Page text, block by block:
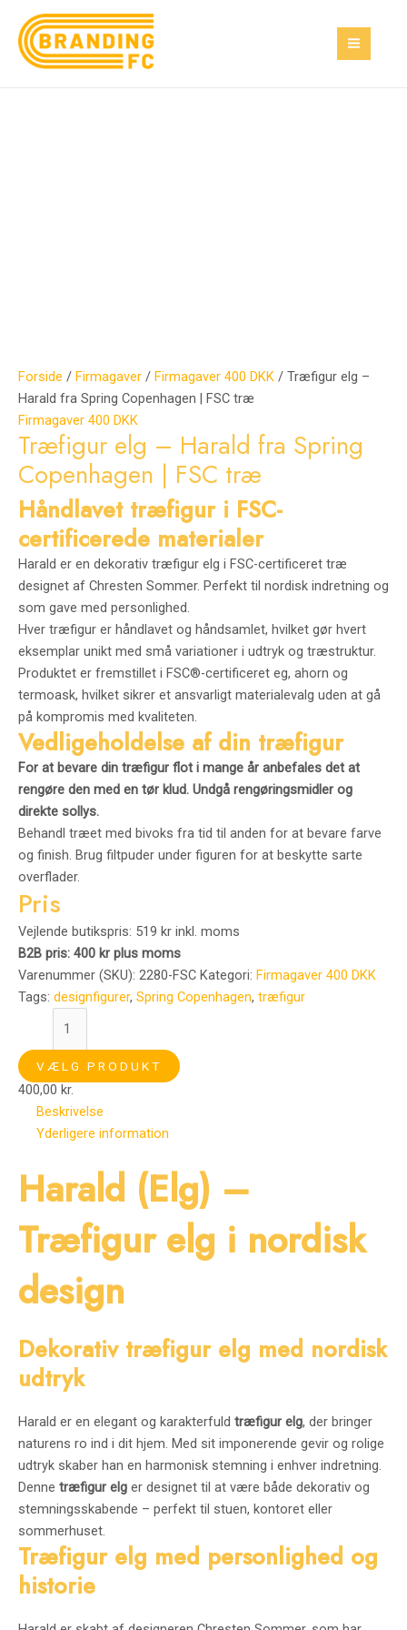
indholdet
Forside / Firmagaver / Firmagaver 400 DKK / Træfigur elg –
Harald fra Spring Copenhagen | FSC træ
Firmagaver 400 DKK
Træfigur elg – Harald fra Spring
Copenhagen | FSC træ
Håndlavet træfigur i FSC-
certificerede materialer
Harald er en dekorativ træfigur elg i FSC-certificeret træ
designet af Chresten Sommer. Perfekt til nordisk indretning og
som gave med personlighed.
Hver træfigur er håndlavet og håndsamlet, hvilket gør hvert
eksemplar unikt med små variationer i udtryk og træstruktur.
Produktet er fremstillet i FSC®-certificeret eg, ahorn og
termoask, hvilket sikrer et ansvarligt materialevalg uden at gå
på kompromis med kvaliteten.
Vedligeholdelse af din træfigur
For at bevare din træfigur flot i mange år anbefales det at
rengøre den med en tør klud. Undgå rengøringsmidler og
direkte sollys.
Behandl træet med bivoks fra tid til anden for at bevare farve
og finish. Brug filtpuder under figuren for at beskytte sarte
overflader.
Pris
Vejlende butikspris: 519 kr inkl. moms
B2B pris: 400 kr plus moms
Varenummer (SKU): 2280-FSC Kategori: Firmagaver 400 DKK
Tags: designfigurer, Spring Copenhagen, træfigur
Træfigur
elg
–
VÆLG PRODUKT
400,00 kr.
Beskrivelse
Yderligere information
Harald (Elg) –
Træfigur elg i nordisk
design
Dekorativ træfigur elg med nordisk
udtryk
Harald er en elegant og karakterfuld træfigur elg, der bringer
naturens ro ind i dit hjem. Med sit imponerende gevir og rolige
udtryk skaber han en harmonisk stemning i enhver indretning.
Denne træfigur elg er designet til at være både dekorativ og
stemningsskabende – perfekt til stuen, kontoret eller
sommerhuset.
Træfigur elg med personlighed og
historie